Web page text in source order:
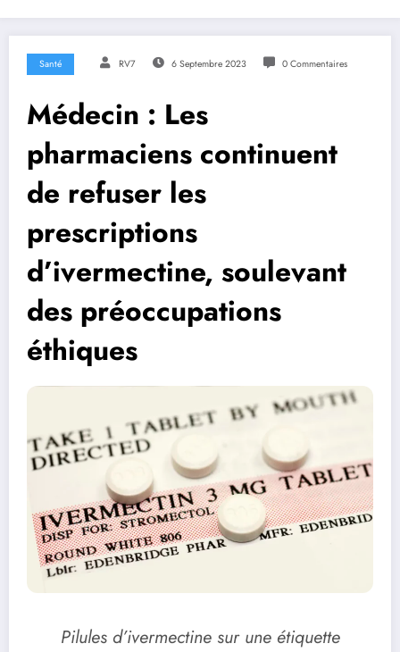
Santé RV7 6 Septembre 2023 0 Commentaires
Médecin : Les
pharmaciens continuent
de refuser les
prescriptions
d’ivermectine, soulevant
des préoccupations
éthiques
Pilules d’ivermectine sur une étiquette